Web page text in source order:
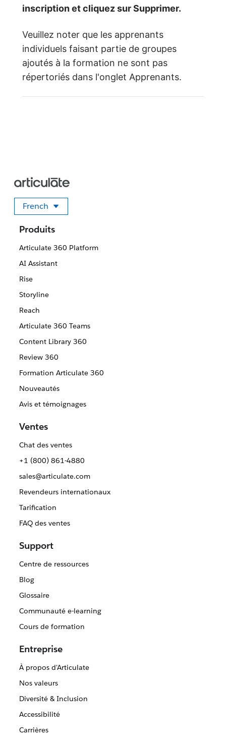
inscription et cliquez sur Supprimer.
Veuillez noter que les apprenants
individuels faisant partie de groupes
ajoutés à la formation ne sont pas
répertoriés dans l'onglet Apprenants.
French
Sélectionner votre langue
Produits
Articulate 360 Platform
AI Assistant
Rise
Storyline
Reach
Articulate 360 Teams
Content Library 360
Review 360
Formation Articulate 360
Nouveautés
Avis et témoignages
Ventes
Chat des ventes
+1 (800) 861-4880
sales@articulate.com
Revendeurs internationaux
Tarification
FAQ des ventes
Support
Centre de ressources
Blog
Glossaire
Communauté e-learning
Cours de formation
Entreprise
À propos d'Articulate
Nos valeurs
Diversité & Inclusion
Accessibilité
Carrières